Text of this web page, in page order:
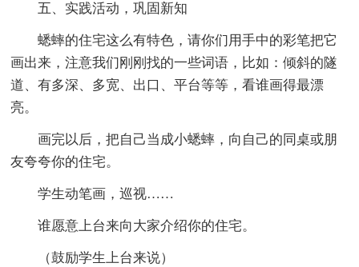
五、实践活动，巩固新知
蟋蟀的住宅这么有特色，请你们用手中的彩笔把它
画出来，注意我们刚刚找的一些词语，比如：倾斜的隧
道、有多深、多宽、出口、平台等等，看谁画得最漂
亮。
画完以后，把自己当成小蟋蟀，向自己的同桌或朋
友夸夸你的住宅。
学生动笔画，巡视……
谁愿意上台来向大家介绍你的住宅。
（鼓励学生上台来说）